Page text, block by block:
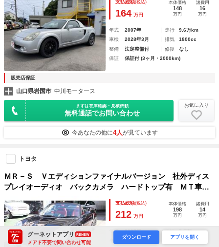
Ｄ再生 エアコン パワーステアリング パワーウィンドウ
支払総額(税込)
164 万円
本体価格
148
万円
諸費用
16
万円
年式 2007年 走行
9.6万km
車検
2028年3月 排気
1800cc
整備
法定整備付 修復
なし
保証
保証付 (3ヶ月・2000km)
販売店保証
山口県岩国市 中川モータース
まずは在庫確認・見積依頼
無料通話でお問い合わせ
お気に入り
今あなたの他に4人が見ています
トヨタ
ＭＲ－Ｓ Ｖエディションファイナルバージョン 社外ディス
プレイオーディオ バックカメラ ハードトップ有 ＭＴ車
車高調 社外ＡＷ 社外マフラー
支払総額(税込)
212 万円
本体価格
198
万円
諸費用
14
万円
年式 2007年 走行
7.5万km
2027年8月 排気 1800cc
グーネットアプリ RENEW
メアド不要で問い合わせ可能
ダウンロード アプリを開く